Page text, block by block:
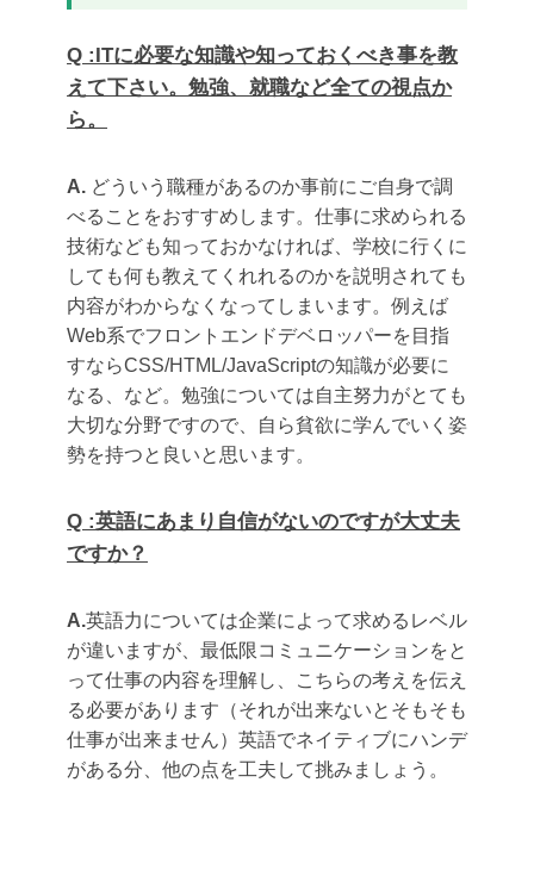
Q :ITに必要な知識や知っておくべき事を教
えて下さい。勉強、就職など全ての視点か
ら。
A. どういう職種があるのか事前にご自身で調
べることをおすすめします。仕事に求められる
技術なども知っておかなければ、学校に行くに
しても何も教えてくれれるのかを説明されても
内容がわからなくなってしまいます。例えば
Web系でフロントエンドデベロッパーを目指
すならCSS/HTML/JavaScriptの知識が必要に
なる、など。勉強については自主努力がとても
大切な分野ですので、自ら貧欲に学んでいく姿
勢を持つと良いと思います。
Q :英語にあまり自信がないのですが大丈夫
ですか？
A.英語力については企業によって求めるレベル
が違いますが、最低限コミュニケーションをと
って仕事の内容を理解し、こちらの考えを伝え
る必要があります（それが出来ないとそもそも
仕事が出来ません）英語でネイティブにハンデ
がある分、他の点を工夫して挑みましょう。